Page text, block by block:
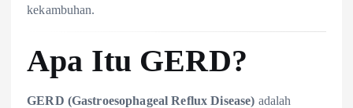
kekambuhan.
Apa Itu GERD?
GERD (Gastroesophageal Reflux Disease) adalah